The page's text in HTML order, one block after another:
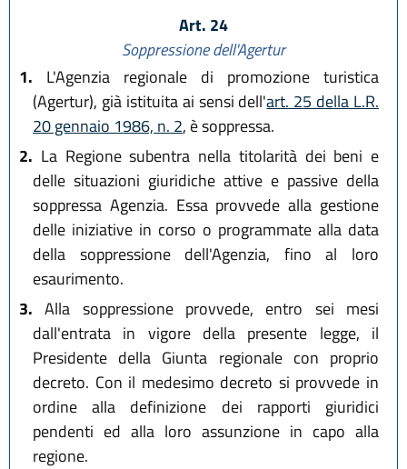
Art. 24
Soppressione dell'Agertur
1. L'Agenzia regionale di promozione turistica
(Agertur), già istituita ai sensi dell'art. 25 della L.R.
20 gennaio 1986, n. 2, è soppressa.
2. La Regione subentra nella titolarità dei beni e
delle situazioni giuridiche attive e passive della
soppressa Agenzia. Essa provvede alla gestione
delle iniziative in corso o programmate alla data
della soppressione dell'Agenzia, fino al loro
esaurimento.
3. Alla soppressione provvede, entro sei mesi
dall'entrata in vigore della presente legge, il
Presidente della Giunta regionale con proprio
decreto. Con il medesimo decreto si provvede in
ordine alla definizione dei rapporti giuridici
pendenti ed alla loro assunzione in capo alla
regione.